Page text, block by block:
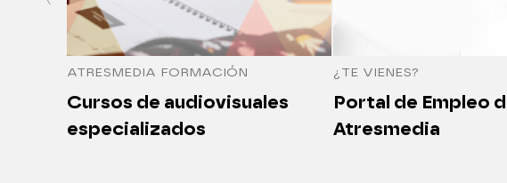
ATRESMEDIA FORMACIÓN
Cursos de audiovisuales
especializados
¿TE VIENES?
Portal de Empleo
Atresmedia